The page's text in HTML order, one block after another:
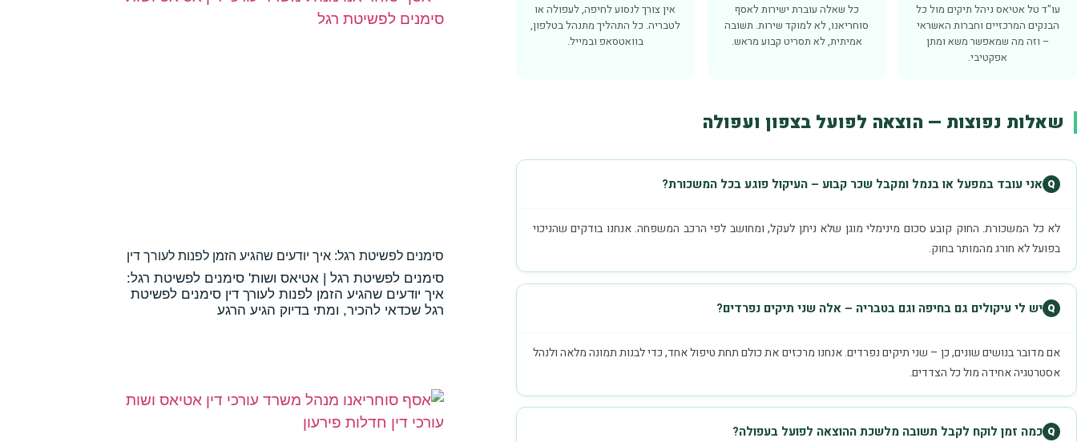
עו"ד טל אטיאס ניהל תיקים מול כל
הבנקים המרכזיים וחברות האשראי
– וזה מה שמאפשר משא ומתן
אפקטיבי.
כל שאלה עוברת ישירות לאסף
סוחריאנו, לא למוקד שירות. תשובה
אמיתית, לא תסריט קבוע מראש.
אין צורך לנסוע לחיפה, לעפולה או
לטבריה. כל התהליך מתנהל בטלפון,
בוואטסאפ ובמייל.
שאלות נפוצות — הוצאה לפועל בצפון ועפולה
אני עובד במפעל או בנמל ומקבל שכר קבוע – העיקול פוגע בכל המשכורת?
לא כל המשכורת. החוק קובע סכום מינימלי מוגן שלא ניתן לעקל, ומחושב לפי הרכב המשפחה. אנחנו בודקים שהניכוי
בפועל לא חורג מהמותר בחוק.
יש לי עיקולים גם בחיפה וגם בטבריה – אלה שני תיקים נפרדים?
אם מדובר בנושים שונים, כן – שני תיקים נפרדים. אנחנו מרכזים את כולם תחת טיפול אחד, כדי לבנות תמונה מלאה ולנהל
אסטרטגיה אחידה מול כל הצדדים.
כמה זמן לוקח לקבל תשובה מלשכת ההוצאה לפועל בעפולה?
סימנים לפשיטת רגל: איך יודעים שהגיע הזמן לפנות לעורך דין
סימנים לפשיטת רגל | אטיאס ושות' סימנים לפשיטת רגל:
איך יודעים שהגיע הזמן לפנות לעורך דין סימנים לפשיטת
רגל שכדאי להכיר, ומתי בדיוק הגיע הרגע